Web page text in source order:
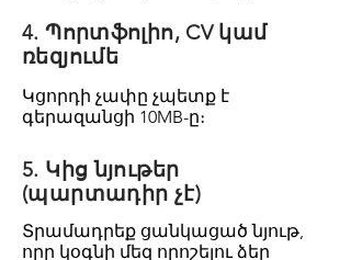
4. Պորտֆոլիո, CV կամ
ռեզյումե
Կցորդի չափը չպետք է
գերազանցի 10MB-ը։
5. Կից նյութեր
(պարտադիր չէ)
Տրամադրեք ցանկացած նյութ,
որը կօգնի մեզ որոշելու ձեր